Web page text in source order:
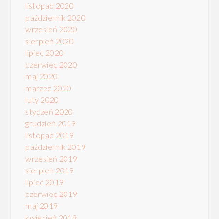
listopad 2020
październik 2020
wrzesień 2020
sierpień 2020
lipiec 2020
czerwiec 2020
maj 2020
marzec 2020
luty 2020
styczeń 2020
grudzień 2019
listopad 2019
październik 2019
wrzesień 2019
sierpień 2019
lipiec 2019
czerwiec 2019
maj 2019